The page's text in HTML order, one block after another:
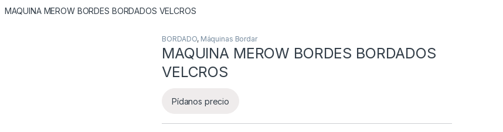
MAQUINA MEROW BORDES BORDADOS VELCROS
BORDADO, Máquinas Bordar
MAQUINA MEROW BORDES BORDADOS
VELCROS
Pídanos precio